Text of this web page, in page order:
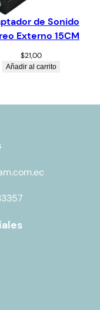
de Sonido
Externo 15CM
$21,00
Añadir al carrito